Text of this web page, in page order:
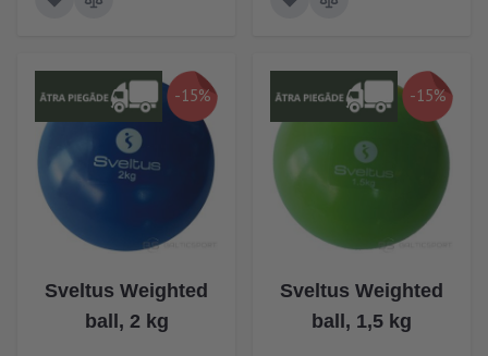
-15%
Sveltus Weighted
ball, 2 kg
-15%
Sveltus Weighted
ball, 1,5 kg